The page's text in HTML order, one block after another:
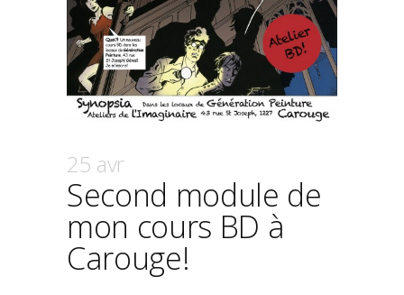
25 avr
Second module de
mon cours BD à
Carouge!